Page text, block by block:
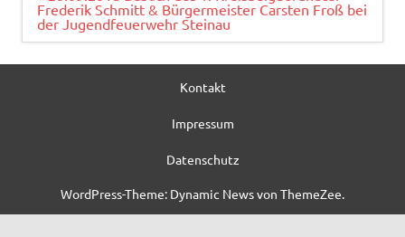
Frederik Schmitt & Bürgermeister Carsten Froß bei
der Jugendfeuerwehr Steinau
Kontakt
Impressum
Datenschutz
WordPress-Theme: Dynamic News von ThemeZee.